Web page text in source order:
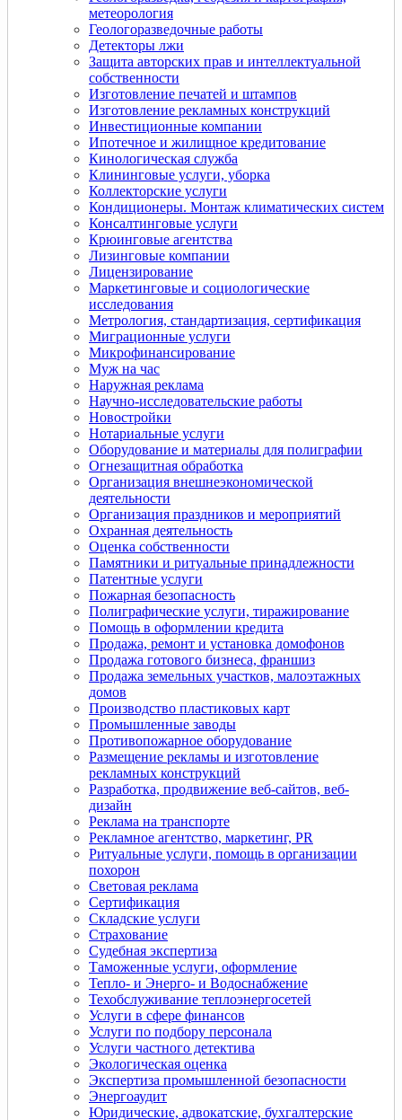
метеорология
Геологоразведочные работы
Детекторы лжи
Защита авторских прав и интеллектуальной
собственности
Изготовление печатей и штампов
Изготовление рекламных конструкций
Инвестиционные компании
Ипотечное и жилищное кредитование
Кинологическая служба
Клининговые услуги, уборка
Коллекторские услуги
Кондиционеры. Монтаж климатических систем
Консалтинговые услуги
Крюинговые агентства
Лизинговые компании
Лицензирование
Маркетинговые и социологические
исследования
Метрология, стандартизация, сертификация
Миграционные услуги
Микрофинансирование
Муж на час
Наружная реклама
Научно-исследовательские работы
Новостройки
Нотариальные услуги
Оборудование и материалы для полиграфии
Огнезащитная обработка
Организация внешнеэкономической
деятельности
Организация праздников и мероприятий
Охранная деятельность
Оценка собственности
Памятники и ритуальные принадлежности
Патентные услуги
Пожарная безопасность
Полиграфические услуги, тиражирование
Помощь в оформлении кредита
Продажа, ремонт и установка домофонов
Продажа готового бизнеса, франшиз
Продажа земельных участков, малоэтажных
домов
Производство пластиковых карт
Промышленные заводы
Противопожарное оборудование
Размещение рекламы и изготовление
рекламных конструкций
Разработка, продвижение веб-сайтов, веб-
дизайн
Реклама на транспорте
Рекламное агентство, маркетинг, PR
Ритуальные услуги, помощь в организации
похорон
Световая реклама
Сертификация
Складские услуги
Страхование
Судебная экспертиза
Таможенные услуги, оформление
Тепло- и Энерго- и Водоснабжение
Техобслуживание теплоэнергосетей
Услуги в сфере финансов
Услуги по подбору персонала
Услуги частного детектива
Экологическая оценка
Экспертиза промышленной безопасности
Энергоаудит
Юридические, адвокатские, бухгалтерские